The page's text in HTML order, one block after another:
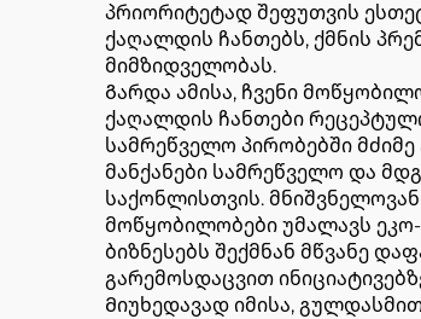
პრიორიტეტად შეფუთვის
ქაღალდის ჩანთებს, ქმნის
მიმზიდველობას.
Გარდა ამისა, ჩვენი
ქაღალდის ჩანთები
სამრეწველო პირობებში
მანქანები სამრეწველო და
საქონლისთვის.
მოწყობილობები უმალავს
ბიზნესებს შექმნან მწვანე
გარემოსდაცვით
Მიუხედავად იმისა,